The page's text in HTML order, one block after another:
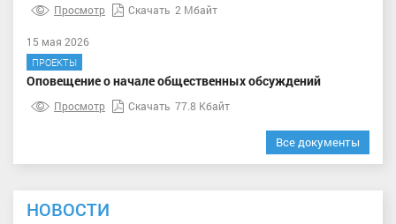
Просмотр Скачать 2 Мбайт
15 мая 2026
ПРОЕКТЫ
Оповещение о начале общественных обсуждений
Просмотр Скачать 77.8 Кбайт
Все документы
НОВОСТИ